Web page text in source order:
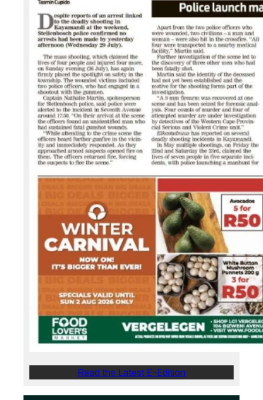
Read the Latest E-Edition